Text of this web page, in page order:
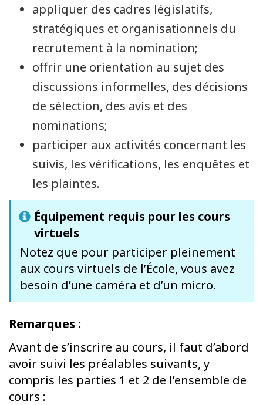
appliquer des cadres législatifs,
stratégiques et organisationnels du
recrutement à la nomination;
offrir une orientation au sujet des
discussions informelles, des décisions
de sélection, des avis et des
nominations;
participer aux activités concernant les
suivis, les vérifications, les enquêtes et
les plaintes.
Équipement requis pour les cours
virtuels
Notez que pour participer pleinement
aux cours virtuels de l’École, vous avez
besoin d’une caméra et d’un micro.
Remarques :
Avant de s’inscrire au cours, il faut d’abord
avoir suivi les préalables suivants, y
compris les parties 1 et 2 de l’ensemble de
cours :